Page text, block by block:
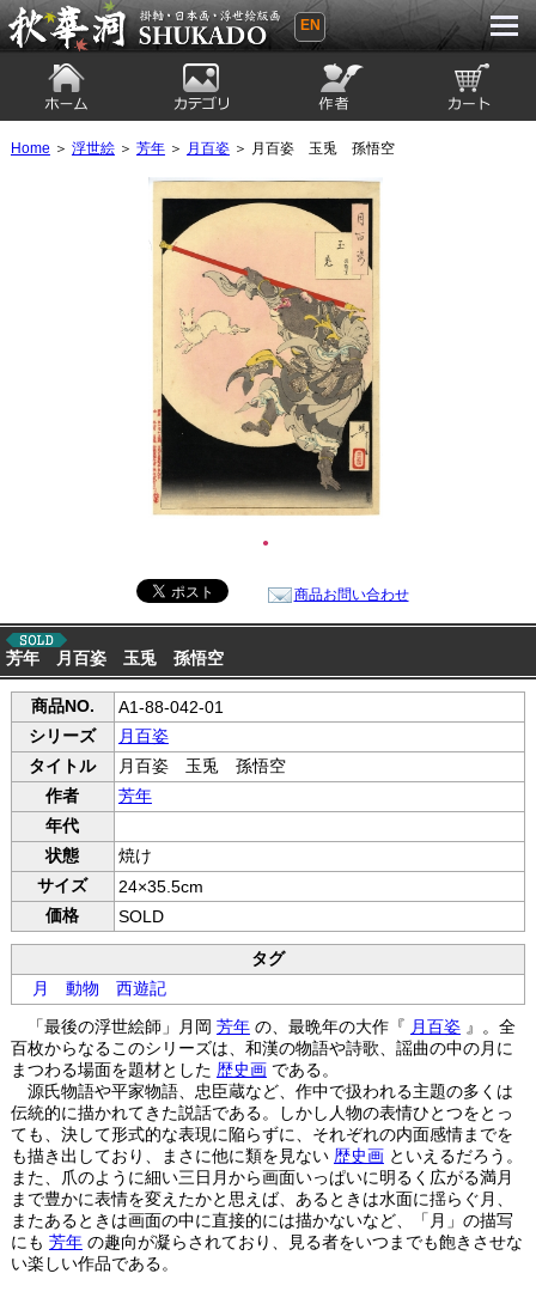
秋華洞 SHUKADO 掛軸・日本画・浮世
EN
Home ＞ 浮世絵＞ 芳年＞ 月百姿＞ 月百姿 玉兎 孫悟空
●
商品お問い合わせ
芳年 月百姿 玉兎 孫悟空
商品NO.
A1-88-042-01
シリーズ
月百姿
タイトル
月百姿 玉兎 孫悟空
作者
芳年
年代
状態
焼け
サイズ
24×35.5cm
価格
SOLD
タグ
月
動物 西遊記
「最後の浮世絵師」月岡 芳年の、最晩年の大作『 月百姿』。全
百枚からなるこのシリーズは、和漢の物語や詩歌、謡曲の中の月に
まつわる場面を題材とした 歴史画である。
源氏物語や平家物語、忠臣蔵など、作中で扱われる主題の多くは
伝統的に描かれてきた説話である。しかし人物の表情ひとつをとっ
ても、決して形式的な表現に陥らずに、それぞれの内面感情までを
も描き出しており、まさに他に類を見ない 歴史画といえるだろう。
また、爪のように細い三日月から画面いっぱいに明るく広がる満月
まで豊かに表情を変えたかと思えば、あるときは水面に揺らぐ月、
またあるときは画面の中に直接的には描かないなど、「月」の描写
にも 芳年の趣向が凝らされており、見る者をいつまでも飽きさせな
い楽しい作品である。